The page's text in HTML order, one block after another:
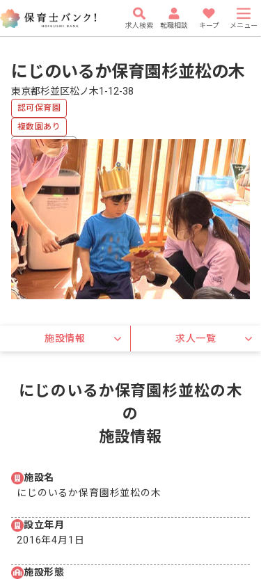
求人検索 転職相談 キープ メニュー
にじのいるか保育園杉並松の木
東京都杉並区松ノ木1-12-38
認可保育園
複数園あり
福利厚生充実
有給
研修充実
WEB面接OK
施設情報 求人一覧
にじのいるか保育園杉並松の木
の
施設情報
施設名
にじのいるか保育園杉並松の木
設立年月
2016年4月1日
施設形態